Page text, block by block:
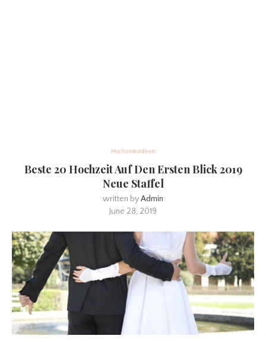
Hochzeitsideen
Beste 20 Hochzeit Auf Den Ersten Blick 2019
Neue Staffel
written byAdmin
June 28, 2019